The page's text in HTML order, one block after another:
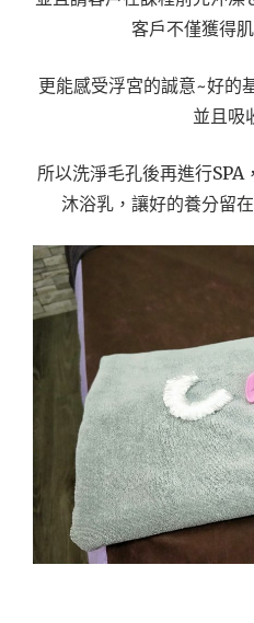
客戶不僅獲得
更能感受浮宮的誠意~好的
並且吸
所以洗淨毛孔後再進行
沐浴乳，讓好的養分留